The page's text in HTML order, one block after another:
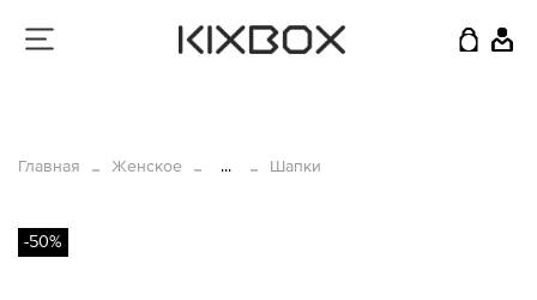
Главная Женское ... Шапки
-50%